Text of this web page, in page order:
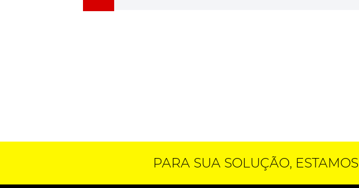
PARA SUA SOLUÇÃO, ESTAMOS